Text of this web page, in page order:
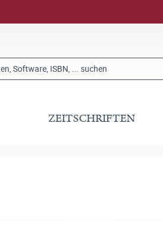
ZEITSCHRIFTEN